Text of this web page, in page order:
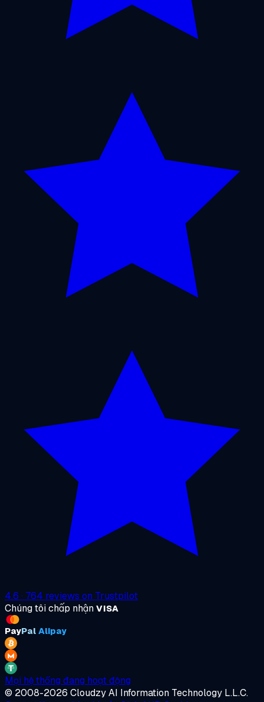
4.6 · 764 reviews on Trustpilot
Chúng tôi chấp nhận VISA
PayPal Alipay
Mọi hệ thống đang hoạt động
© 2008-2026 Cloudzy AI Information Technology L.L.C.